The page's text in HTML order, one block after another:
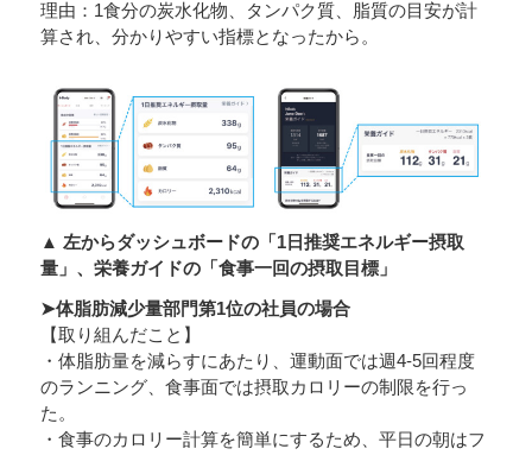
理由：1食分の炭水化物、タンパク質、脂質の目安が計
算され、分かりやすい指標となったから。
▲ 左からダッシュボードの「1日推奨エネルギー摂取
量」、栄養ガイドの「食事一回の摂取目標」
➤体脂肪減少量部門第1位の社員の場合
【取り組んだこと】
・体脂肪量を減らすにあたり、運動面では週4-5回程度
のランニング、食事面では摂取カロリーの制限を行っ
た。
・食事のカロリー計算を簡単にするため、平日の朝はフ